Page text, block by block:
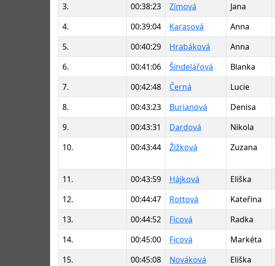
3.
00:38:23 Zímová Jana
4.
00:39:04 Karasová Anna
5.
00:40:29 Hrabáková Anna
6.
00:41:06 Šindelářová Blanka
7.
00:42:48 Černá Lucie
8.
00:43:23 Burianová Denisa
9.
00:43:31 Dardová Nikola
10.
00:43:44 Žižková Zuzana
11. 00:43:59 Hájková Eliška
12.
00:44:47 Rottová Kateřina
13.
00:44:52 Ficová Radka
14.
00:45:00 Ficová Markéta
15.
00:45:08 Nováková Eliška